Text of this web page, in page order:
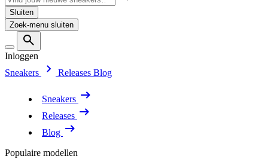
Sluiten
Zoek-menu sluiten
Inloggen
Sneakers
Releases Blog
Sneakers
Releases
Blog
Populaire modellen